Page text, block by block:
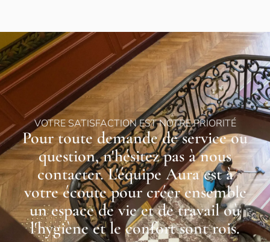
VOTRE SATISFACTION EST NOTRE PRIORITÉ
Pour toute demande de service ou
question, n'hésitez pas à nous
contacter. L'équipe Aura est à
votre écoute pour créer ensemble
un espace de vie et de travail où
l'hygiène et le confort sont rois.